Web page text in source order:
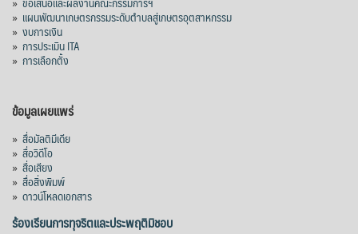
» แผนพัฒนาเกษตรกรรมระดับตำบลสู่เกษตรอุตสาหกรรม
» งบการเงิน
» การประเมิน ITA
» การเลือกตั้ง
ข้อมูลเผยแพร่
» สื่อมัลติมีเดีย
» สื่อวิดีโอ
» สื่อเสียง
» สื่อสิ่งพิมพ์
» ดาวน์โหลดเอกสาร
ร้องเรียนการทุจริตและประพฤติมิชอบ